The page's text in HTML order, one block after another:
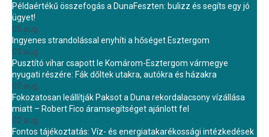
Példaértékű összefogás a DunaFeszten: bulizz és segíts egy jó
ügyet!
05 aug.
Ingyenes strandolással enyhíti a hőséget Esztergom
03 aug.
Pusztító vihar csapott le Komárom-Esztergom vármegye
nyugati részére: Fák dőltek utakra, autókra és házakra
02 aug.
Fokozatosan leállítják Paksot a Duna rekordalacsony vízállása
miatt – Robert Fico áramsegítséget ajánlott fel
02 aug.
Fontos tájékoztatás: Víz- és energiatakarékossági intézkedések